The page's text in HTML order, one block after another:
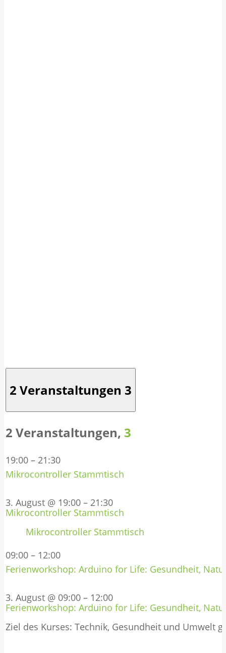
2 Veranstaltungen 3
2 Veranstaltungen, 3
19:00 – 21:30
Mikrocontroller Stammtisch
3. August @ 19:00 – 21:30
Mikrocontroller Stammtisch
Mikrocontroller Stammtisch
09:00 – 12:00
Ferienworkshop: Arduino for Life: Gesundheit,
3. August @ 09:00 – 12:00
Ferienworkshop: Arduino for Life: Gesundheit,
Ziel des Kurses: Technik, Gesundheit und Umwelt